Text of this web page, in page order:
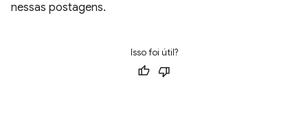
nessas postagens.
Isso foi útil?